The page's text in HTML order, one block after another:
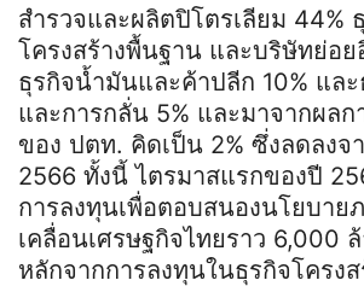
สำรวจและผลิตปิโตรเลียม 44%
โครงสร้างพื้นฐาน และบริษัทย่อ
ธุรกิจน้ำมันและค้าปลีก 10% และ
และการกลั่น 5% และมาจากผลก
ของ ปตท. คิดเป็น 2% ซึ่งลดลงจ
2566 ทั้งนี้ ไตรมาสแรกของปี
การลงทุนเพื่อตอบสนองนโยบาย
เคลื่อนเศรษฐกิจไทยราว 6,000
หลักจากการลงทุนในธุรกิจโครง